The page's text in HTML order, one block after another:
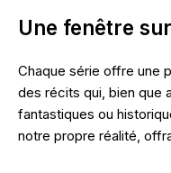
Une fenêtre
Chaque série offre une
des récits qui, bien que
fantastiques ou
notre propre réalité,